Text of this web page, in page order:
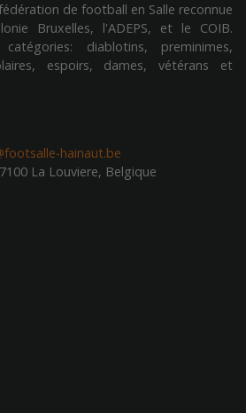
de football en Salle reconnue
Bruxelles, l'ADEPS, et le COIB.
diablotins, preminimes,
espoirs, dames, vétérans et
hainaut.be
La Louviere, Belgique